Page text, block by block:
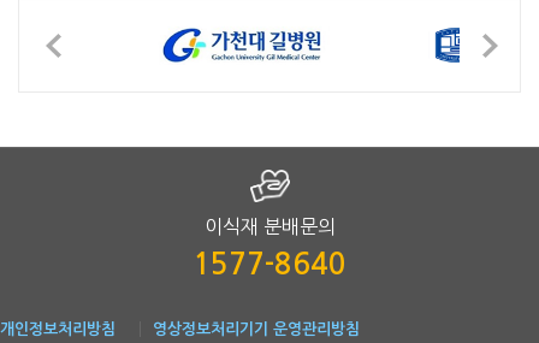
이식재 분배문의
1577-8640
개인정보처리방침 영상정보처리기기 운영관리방침